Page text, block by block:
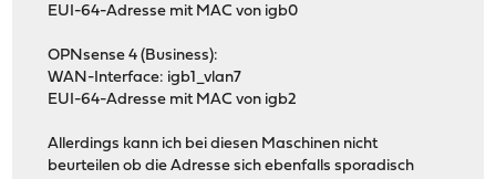
EUI-64-Adresse mit MAC von igb0
OPNsense 4 (Business):
WAN-Interface: igb1_vlan7
EUI-64-Adresse mit MAC von igb2
Allerdings kann ich bei diesen Maschinen nicht
beurteilen ob die Adresse sich ebenfalls sporadisch